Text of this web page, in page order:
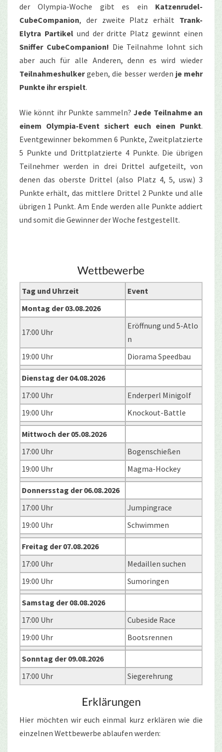
der Olympia-Woche gibt es ein Katzenrudel-
CubeCompanion, der zweite Platz erhält Trank-
Elytra Partikelund der dritte Platz gewinnt einen
Sniffer CubeCompanion! Die Teilnahme lohnt sich
aber auch für alle Anderen, denn es wird wieder
Teilnahmeshulkergeben, die besser werden je mehr
Punkte ihr erspielt.
Wie könnt ihr Punkte sammeln? Jede Teilnahme an
einem Olympia-Event sichert euch einen Punkt.
Eventgewinner bekommen 6 Punkte, Zweitplatzierte
5 Punkte und Drittplatzierte 4 Punkte. Die übrigen
Teilnehmer werden in drei Drittel aufgeteilt, von
denen das oberste Drittel (also Platz 4, 5, usw.) 3
Punkte erhält, das mittlere Drittel 2 Punkte und alle
übrigen 1 Punkt. Am Ende werden alle Punkte addiert
und somit die Gewinner der Woche festgestellt.
Wettbewerbe
Tag und Uhrzeit
Event
Montag der 03.08.2026
17:00 Uhr
Eröffnung und 5-Atlo
n
19:00 Uhr
Diorama Speedbau
Dienstag der 04.08.2026
17:00 Uhr
Enderperl Minigolf
19:00 Uhr
Knockout-Battle
Mittwoch der 05.08.2026
17:00 Uhr
Bogenschießen
19:00 Uhr
Magma-Hockey
Donnersstag der 06.08.2026
17:00 Uhr
Jumpingrace
19:00 Uhr
Schwimmen
Freitag der 07.08.2026
17:00 Uhr
Medaillen suchen
19:00 Uhr
Sumoringen
Samstag der 08.08.2026
17:00 Uhr
Cubeside Race
19:00 Uhr
Bootsrennen
Sonntag der 09.08.2026
17:00 Uhr
Siegerehrung
Erklärungen
Hier möchten wir euch einmal kurz erklären wie die
einzelnen Wettbewerbe ablaufen werden: